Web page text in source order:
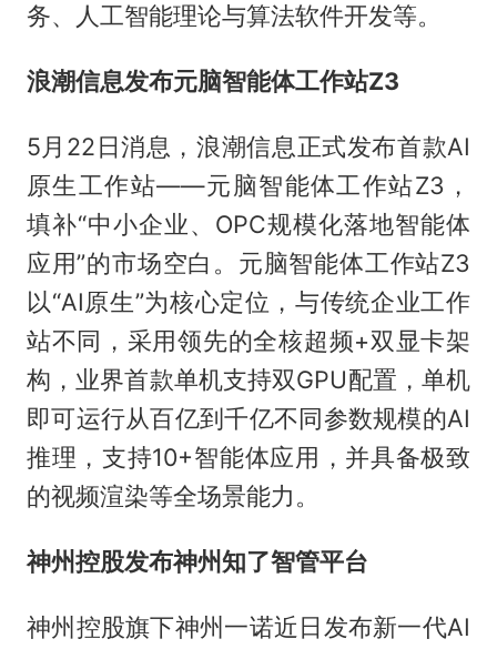
务、人工智能理论与算法软件开发等。
浪潮信息发布元脑智能体工作站Z3
5月22日消息，浪潮信息正式发布首款AI
原生工作站——元脑智能体工作站Z3，
填补“中小企业、OPC规模化落地智能体
应用”的市场空白。元脑智能体工作站Z3
以“AI原生”为核心定位，与传统企业工作
站不同，采用领先的全核超频+双显卡架
构，业界首款单机支持双GPU配置，单机
即可运行从百亿到千亿不同参数规模的AI
推理，支持10+智能体应用，并具备极致
的视频渲染等全场景能力。
神州控股发布神州知了智管平台
神州控股旗下神州一诺近日发布新一代AI